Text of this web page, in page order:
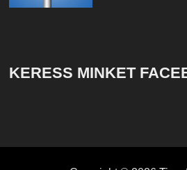
KERESS MINKET